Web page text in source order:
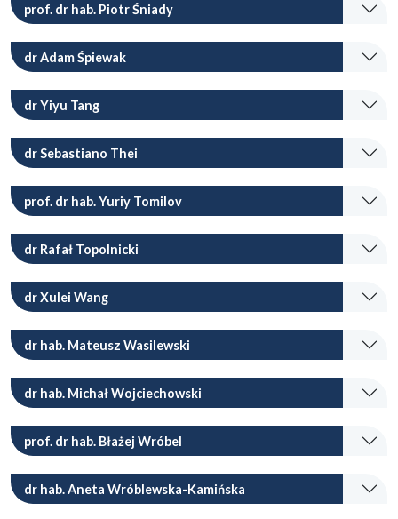
prof. dr hab. Piotr Śniady
dr Adam Śpiewak
dr Yiyu Tang
dr Sebastiano Thei
prof. dr hab. Yuriy Tomilov
dr Rafał Topolnicki
dr Xulei Wang
dr hab. Mateusz Wasilewski
dr hab. Michał Wojciechowski
prof. dr hab. Błażej Wróbel
dr hab. Aneta Wróblewska-Kamińska